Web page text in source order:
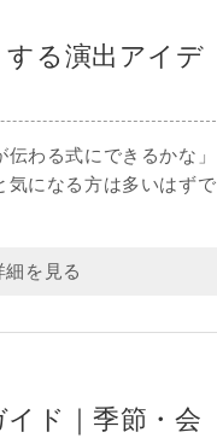
る演出アイデ
わる式にできるかな」
気になる方は多いはずで
細を見る
ド｜季節・会